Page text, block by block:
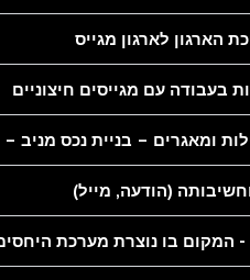
הארגון לארגון מגייס
בעבודה עם מגייסים חיצוניים
ומאגרים – בניית נכס מניב
(הודעה, מייל)
המקום בו נוצרת מערכת